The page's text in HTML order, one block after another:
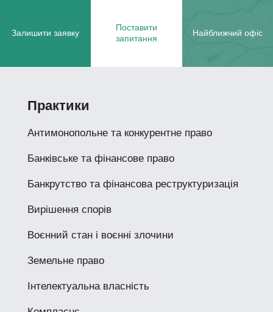
Залишити заявку
Поставити
запитання
Найближчий офіс
Практики
Антимонопольне та конкурентне право
Банківське та фінансове право
Банкрутство та фінансова реструктуризація
Вирішення спорів
Воєнний стан і воєнні злочини
Земельне право
Інтелектуальна власність